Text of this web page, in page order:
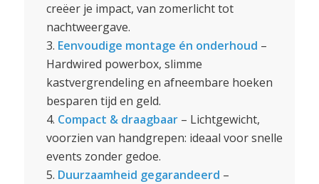
creëer je impact, van zomerlicht tot
nachtweergave.
Eenvoudige montage én onderhoud –
Hardwired powerbox, slimme
kastvergrendeling en afneembare hoeken
besparen tijd en geld.
Compact & draagbaar– Lichtgewicht,
voorzien van handgrepen: ideaal voor snelle
events zonder gedoe.
Duurzaamheid gegarandeerd –